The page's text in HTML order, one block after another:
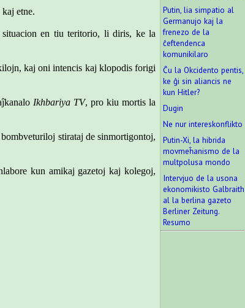
etne.
en tiu teritorio, li diris, ke la
kaj oni intencis kaj klopodis forigi
Ikhbariya TV, pro kiu mortis la
stirataj de sinmortigontoj,
kun amikaj gazetoj kaj kolegoj,
Putin, lia simpatio al
Germanujo kaj la
frenezo de la
ĉeftendenca
komunikilaro
Ĉu la Okcidento pentis,
ke ĝi sin aliancis ne
kun Hitler?
Dugin
Ne nur intereskonflikto
Putin-Xi, la hibrida
movmeĥanismo de la
multpolusa mondo
Intervjuo de la usona
ekonomikisto Galbraith
al la berlina gazeto
Berliner Zeitung.
Resumo